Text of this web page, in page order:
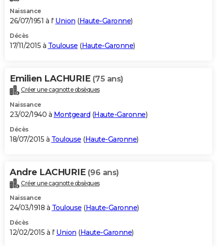
Naissance
26/07/1951 à l' Union (Haute-Garonne)
Décès
17/11/2015 à Toulouse (Haute-Garonne)
Emilien LACHURIE (75 ans)
Créer une cagnotte obsèques
Naissance
23/02/1940 à Montgeard (Haute-Garonne)
Décès
18/07/2015 à Toulouse (Haute-Garonne)
Andre LACHURIE (96 ans)
Créer une cagnotte obsèques
Naissance
24/03/1918 à Toulouse (Haute-Garonne)
Décès
12/02/2015 à l' Union (Haute-Garonne)